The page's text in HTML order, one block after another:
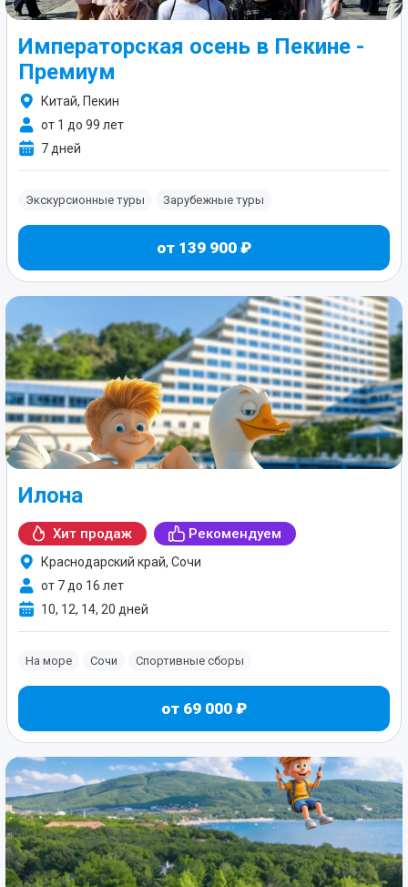
Императорская осень в Пекине -
Премиум
Китай, Пекин
от 1 до 99 лет
7 дней
Экскурсионные туры Зарубежные туры
от 139 900 ₽
Илона
Хит продаж Рекомендуем
Краснодарский край, Сочи
от 7 до 16 лет
10, 12, 14, 20 дней
На море Сочи Спортивные сборы
от 69 000 ₽